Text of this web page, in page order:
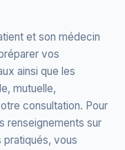
et son médecin
vos
ainsi que les
mutuelle,
consultation. Pour
renseignements sur
vous